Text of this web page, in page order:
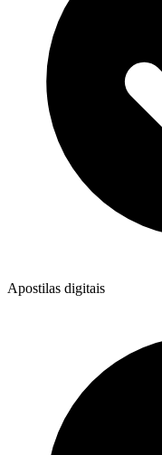
Apostilas digitais